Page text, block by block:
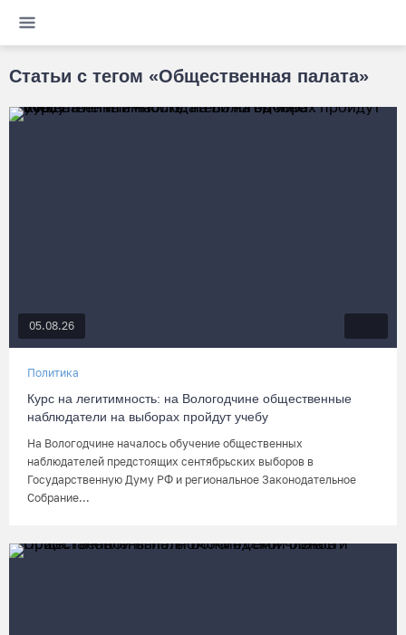
Статьи с тегом «Общественная палата»
05.08.26
Политика
Курс на легитимность: на Вологодчине общественные
наблюдатели на выборах пройдут учебу
На Вологодчине началось обучение общественных
наблюдателей предстоящих сентябрьских выборов в
Государственную Думу РФ и региональное Законодательное
Собрание...